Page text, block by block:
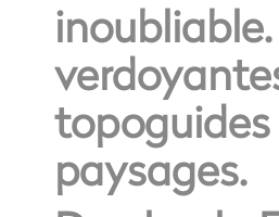
topoguides
paysages.